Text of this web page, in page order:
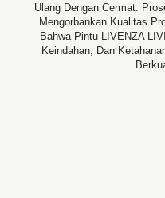
Ulang Dengan Cermat.
Mengorbankan Kualitas
Bahwa Pintu LIVENZA
Keindahan, Dan